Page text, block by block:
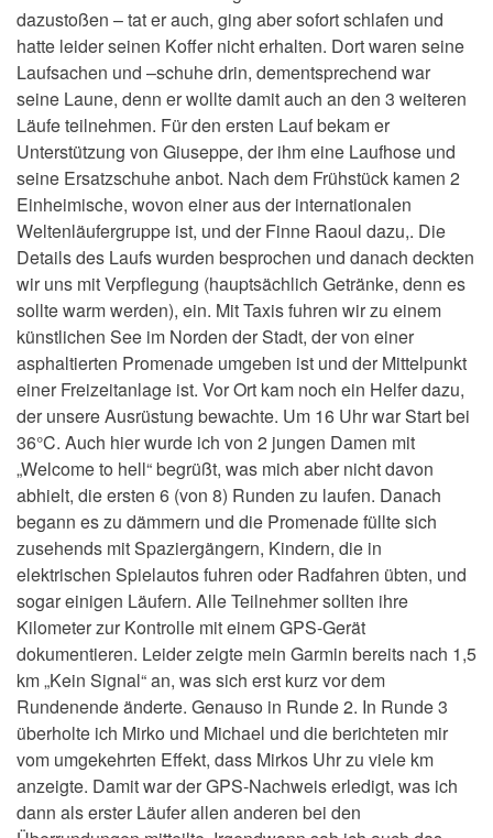
dazustoßen – tat er auch, ging aber sofort schlafen und
hatte leider seinen Koffer nicht erhalten. Dort waren seine
Laufsachen und –schuhe drin, dementsprechend war
seine Laune, denn er wollte damit auch an den 3 weiteren
Läufe teilnehmen. Für den ersten Lauf bekam er
Unterstützung von Giuseppe, der ihm eine Laufhose und
seine Ersatzschuhe anbot. Nach dem Frühstück kamen 2
Einheimische, wovon einer aus der internationalen
Weltenläufergruppe ist, und der Finne Raoul dazu,. Die
Details des Laufs wurden besprochen und danach deckten
wir uns mit Verpflegung (hauptsächlich Getränke, denn es
sollte warm werden), ein. Mit Taxis fuhren wir zu einem
künstlichen See im Norden der Stadt, der von einer
asphaltierten Promenade umgeben ist und der Mittelpunkt
einer Freizeitanlage ist. Vor Ort kam noch ein Helfer dazu,
der unsere Ausrüstung bewachte. Um 16 Uhr war Start bei
36°C. Auch hier wurde ich von 2 jungen Damen mit
„Welcome to hell“ begrüßt, was mich aber nicht davon
abhielt, die ersten 6 (von 8) Runden zu laufen. Danach
begann es zu dämmern und die Promenade füllte sich
zusehends mit Spaziergängern, Kindern, die in
elektrischen Spielautos fuhren oder Radfahren übten, und
sogar einigen Läufern. Alle Teilnehmer sollten ihre
Kilometer zur Kontrolle mit einem GPS-Gerät
dokumentieren. Leider zeigte mein Garmin bereits nach 1,5
km „Kein Signal“ an, was sich erst kurz vor dem
Rundenende änderte. Genauso in Runde 2. In Runde 3
überholte ich Mirko und Michael und die berichteten mir
vom umgekehrten Effekt, dass Mirkos Uhr zu viele km
anzeigte. Damit war der GPS-Nachweis erledigt, was ich
dann als erster Läufer allen anderen bei den